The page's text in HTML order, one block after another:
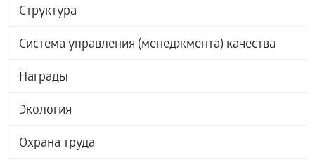
Структура
Система управления (менеджмента) качества
Награды
Экология
Охрана труда